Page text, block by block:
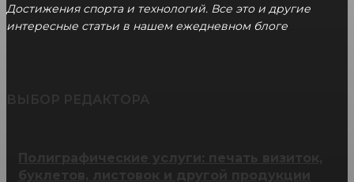
Достижения спорта и технологий. Все это и другие
интересные статьи в нашем ежедневном блоге